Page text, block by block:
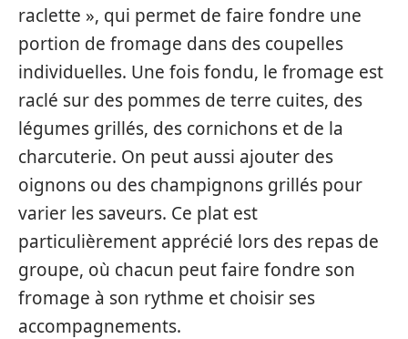
raclette », qui permet de faire fondre une
portion de fromage dans des coupelles
individuelles. Une fois fondu, le fromage est
raclé sur des pommes de terre cuites, des
légumes grillés, des cornichons et de la
charcuterie. On peut aussi ajouter des
oignons ou des champignons grillés pour
varier les saveurs. Ce plat est
particulièrement apprécié lors des repas de
groupe, où chacun peut faire fondre son
fromage à son rythme et choisir ses
accompagnements.